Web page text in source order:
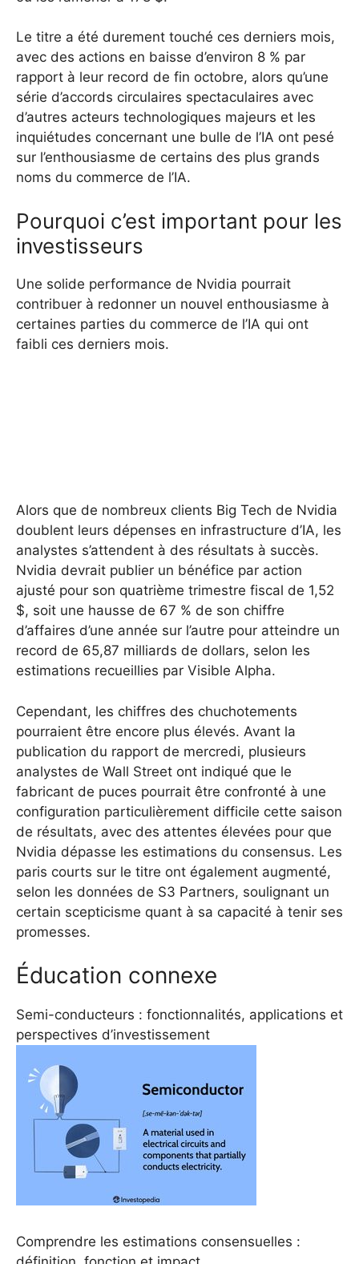
Le titre a été durement touché ces derniers mois,
avec des actions en baisse d’environ 8 % par
rapport à leur record de fin octobre, alors qu’une
série d’accords circulaires spectaculaires avec
d’autres acteurs technologiques majeurs et les
inquiétudes concernant une bulle de l’IA ont pesé
sur l’enthousiasme de certains des plus grands
noms du commerce de l’IA.
Pourquoi c’est important pour les
investisseurs
Une solide performance de Nvidia pourrait
contribuer à redonner un nouvel enthousiasme à
certaines parties du commerce de l’IA qui ont
faibli ces derniers mois.
Alors que de nombreux clients Big Tech de Nvidia
doublent leurs dépenses en infrastructure d’IA, les
analystes s’attendent à des résultats à succès.
Nvidia devrait publier un bénéfice par action
ajusté pour son quatrième trimestre fiscal de 1,52
$, soit une hausse de 67 % de son chiffre
d’affaires d’une année sur l’autre pour atteindre un
record de 65,87 milliards de dollars, selon les
estimations recueillies par Visible Alpha.
Cependant, les chiffres des chuchotements
pourraient être encore plus élevés. Avant la
publication du rapport de mercredi, plusieurs
analystes de Wall Street ont indiqué que le
fabricant de puces pourrait être confronté à une
configuration particulièrement difficile cette saison
de résultats, avec des attentes élevées pour que
Nvidia dépasse les estimations du consensus. Les
paris courts sur le titre ont également augmenté,
selon les données de S3 Partners, soulignant un
certain scepticisme quant à sa capacité à tenir ses
promesses.
Éducation connexe
Semi-conducteurs : fonctionnalités, applications et
perspectives d’investissement
Comprendre les estimations consensuelles :